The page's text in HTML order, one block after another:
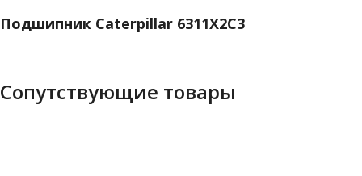
Подшипник Caterpillar 6311X2C3
Сопутствующие товары